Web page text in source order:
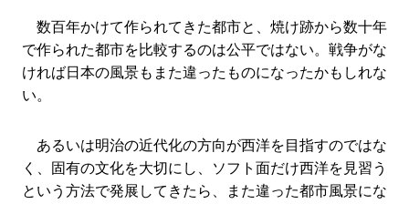
数百年かけて作られてきた都市と、焼け跡から数十年
で作られた都市を比較するのは公平ではない。戦争がな
ければ日本の風景もまた違ったものになったかもしれな
い。
あるいは明治の近代化の方向が西洋を目指すのではな
く、固有の文化を大切にし、ソフト面だけ西洋を見習う
という方法で発展してきたら、また違った都市風景にな